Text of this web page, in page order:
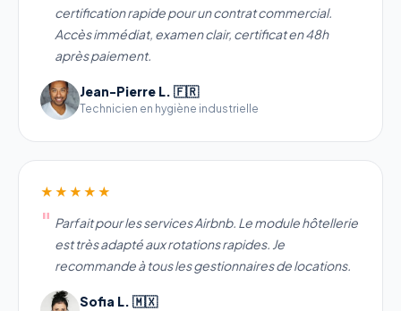
certification rapide pour un contrat commercial.
Accès immédiat, examen clair, certificat en 48h
après paiement.
Jean-Pierre L. 🇫🇷
Technicien en hygiène industrielle
★★★★★
Parfait pour les services Airbnb. Le module hôtellerie
est très adapté aux rotations rapides. Je
recommande à tous les gestionnaires de locations.
Sofia L. 🇲🇽